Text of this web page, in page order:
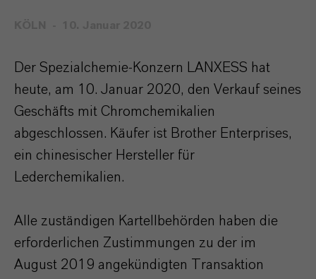
Der Spezialchemie-Konzern LANXESS hat
heute, am 10. Januar 2020, den Verkauf seines
Geschäfts mit Chromchemikalien
abgeschlossen. Käufer ist Brother Enterprises,
ein chinesischer Hersteller für
Lederchemikalien.
Alle zuständigen Kartellbehörden haben die
erforderlichen Zustimmungen zu der im
August 2019 angekündigten Transaktion